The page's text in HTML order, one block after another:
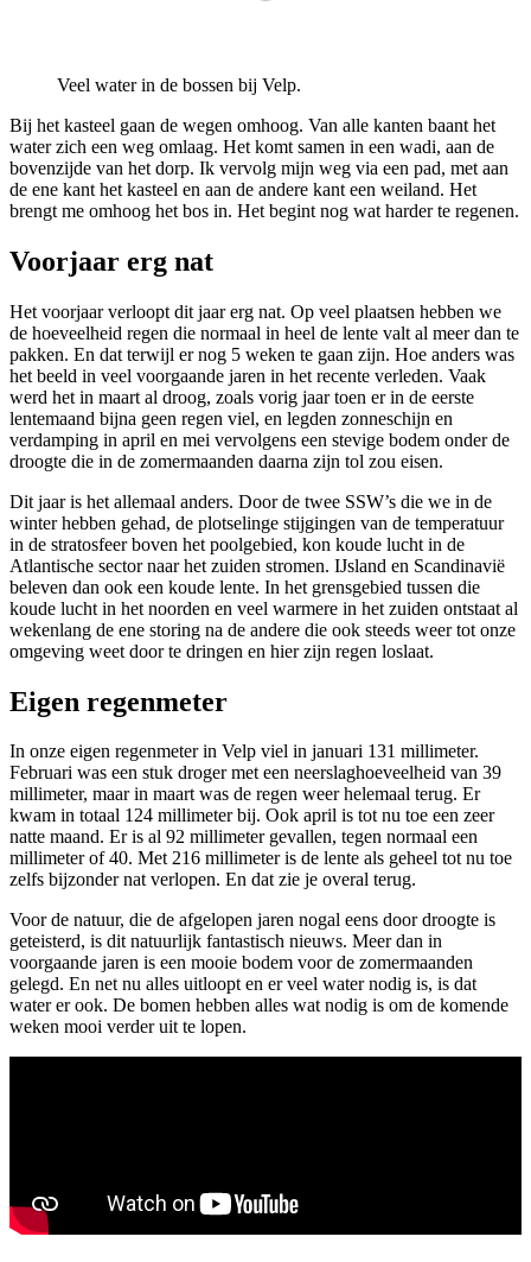
Veel water in de bossen bij Velp.
Bij het kasteel gaan de wegen omhoog. Van alle kanten baant het
water zich een weg omlaag. Het komt samen in een wadi, aan de
bovenzijde van het dorp. Ik vervolg mijn weg via een pad, met aan
de ene kant het kasteel en aan de andere kant een weiland. Het
brengt me omhoog het bos in. Het begint nog wat harder te regenen.
Voorjaar erg nat
Het voorjaar verloopt dit jaar erg nat. Op veel plaatsen hebben we
de hoeveelheid regen die normaal in heel de lente valt al meer dan te
pakken. En dat terwijl er nog 5 weken te gaan zijn. Hoe anders was
het beeld in veel voorgaande jaren in het recente verleden. Vaak
werd het in maart al droog, zoals vorig jaar toen er in de eerste
lentemaand bijna geen regen viel, en legden zonneschijn en
verdamping in april en mei vervolgens een stevige bodem onder de
droogte die in de zomermaanden daarna zijn tol zou eisen.
Dit jaar is het allemaal anders. Door de twee SSW’s die we in de
winter hebben gehad, de plotselinge stijgingen van de temperatuur
in de stratosfeer boven het poolgebied, kon koude lucht in de
Atlantische sector naar het zuiden stromen. IJsland en Scandinavië
beleven dan ook een koude lente. In het grensgebied tussen die
koude lucht in het noorden en veel warmere in het zuiden ontstaat al
wekenlang de ene storing na de andere die ook steeds weer tot onze
omgeving weet door te dringen en hier zijn regen loslaat.
Eigen regenmeter
In onze eigen regenmeter in Velp viel in januari 131 millimeter.
Februari was een stuk droger met een neerslaghoeveelheid van 39
millimeter, maar in maart was de regen weer helemaal terug. Er
kwam in totaal 124 millimeter bij. Ook april is tot nu toe een zeer
natte maand. Er is al 92 millimeter gevallen, tegen normaal een
millimeter of 40. Met 216 millimeter is de lente als geheel tot nu toe
zelfs bijzonder nat verlopen. En dat zie je overal terug.
Voor de natuur, die de afgelopen jaren nogal eens door droogte is
geteisterd, is dit natuurlijk fantastisch nieuws. Meer dan in
voorgaande jaren is een mooie bodem voor de zomermaanden
gelegd. En net nu alles uitloopt en er veel water nodig is, is dat
water er ook. De bomen hebben alles wat nodig is om de komende
weken mooi verder uit te lopen.